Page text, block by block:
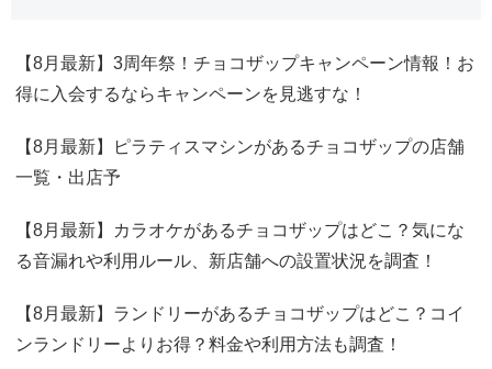
【8月最新】3周年祭！チョコザップキャンペーン情報！お
得に入会するならキャンペーンを見逃すな！
【8月最新】ピラティスマシンがあるチョコザップの店舗
一覧・出店予
【8月最新】カラオケがあるチョコザップはどこ？気にな
る音漏れや利用ルール、新店舗への設置状況を調査！
【8月最新】ランドリーがあるチョコザップはどこ？コイ
ンランドリーよりお得？料金や利用方法も調査！